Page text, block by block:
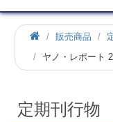
ホ
ー
販売商品
ヤノ・レポート
定期刊行物